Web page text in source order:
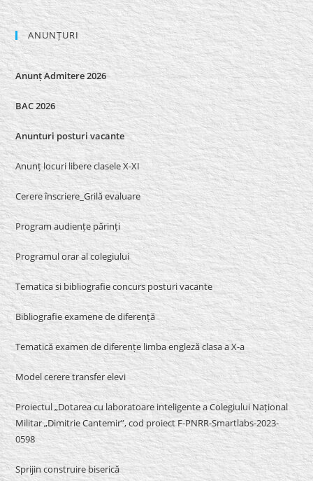
ANUNȚURI
Anunț Admitere 2026
BAC 2026
Anunturi posturi vacante
Anunț locuri libere clasele X-XI
Cerere înscriere_Grilă evaluare
Program audiențe părinți
Programul orar al colegiului
Tematica si bibliografie concurs posturi vacante
Bibliografie examene de diferență
Tematică examen de diferențe limba engleză clasa a X-a
Model cerere transfer elevi
Proiectul „Dotarea cu laboratoare inteligente a Colegiului Național
Militar „Dimitrie Cantemir”, cod proiect F-PNRR-Smartlabs-2023-
0598
Sprijin construire biserică